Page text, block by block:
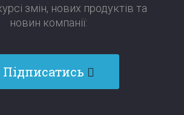
змін, нових продуктів та
новин компанії:​​​​​​​
Підписатись